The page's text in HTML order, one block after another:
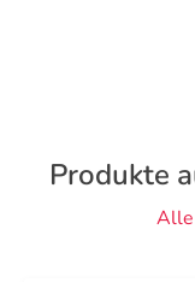
Produkte
Alle